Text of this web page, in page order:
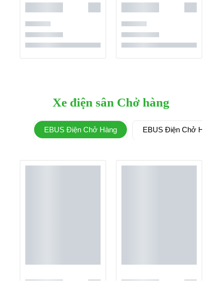
Xe điện sân Chở hàng
EBUS Điện Chở Hàng EBUS Điện Chở Hàng